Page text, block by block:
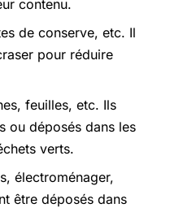
contenu.
de conserve, etc. Il
pour réduire
feuilles, etc. Ils
ou déposés dans les
verts.
électroménager,
être déposés dans